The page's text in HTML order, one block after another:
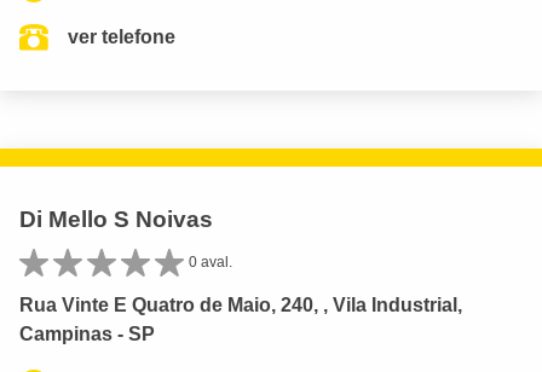
ver telefone
Di Mello S Noivas
0 aval.
Rua Vinte E Quatro de Maio, 240, , Vila Industrial,
Campinas - SP